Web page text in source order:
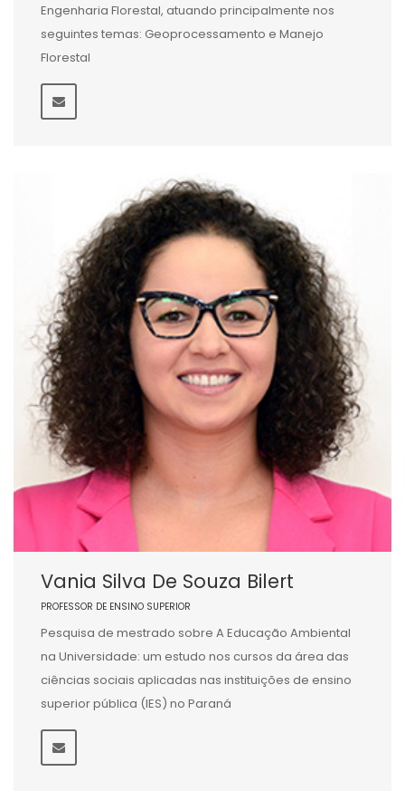
Engenharia Florestal, atuando principalmente nos
seguintes temas: Geoprocessamento e Manejo
Florestal
Vania Silva De Souza Bilert
PROFESSOR DE ENSINO SUPERIOR
Pesquisa de mestrado sobre A Educação Ambiental
na Universidade: um estudo nos cursos da área das
ciências sociais aplicadas nas instituições de ensino
superior pública (IES) no Paraná